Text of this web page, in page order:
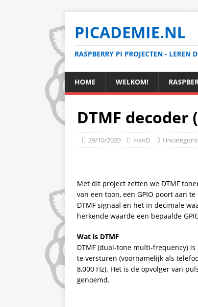
PICADEMIE.NL
RASPBERRY PI PROJECTEN - LEREN
HOME WELKOM!
DTMF decoder
29/10/2020 HanD
Met dit project zetten we DTMF
van een toon, een GPIO poort aan
DTMF signaal en het in decimale
herkende waarde een bepaalde
Wat is DTMF
DTMF (dual-tone multi-frequency)
te versturen (voornamelijk als
8,000 Hz). Het is de opvolger van
genoemd.